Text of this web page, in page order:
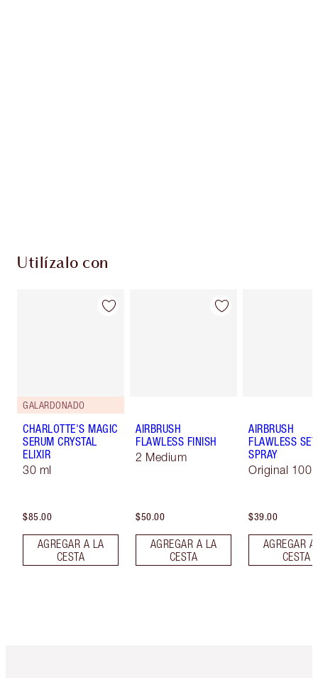
Utilízalo con
GALARDONADO
CHARLOTTE'S MAGIC
SERUM CRYSTAL
ELIXIR
30 ml
$85.00
AGREGAR A LA
CESTA
AIRBRUSH
FLAWLESS FINISH
2 Medium
$50.00
AGREGAR A LA
CESTA
AIRBRUSH
FLAWLESS
SPRAY
Original 100
$39.00
AGREGAR
CESTA